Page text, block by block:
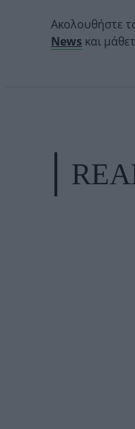
Ακολουθήστε
News και